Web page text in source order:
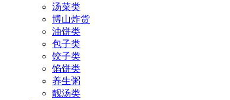
汤菜类
博山炸货
油饼类
包子类
饺子类
馅饼类
养生粥
靓汤类